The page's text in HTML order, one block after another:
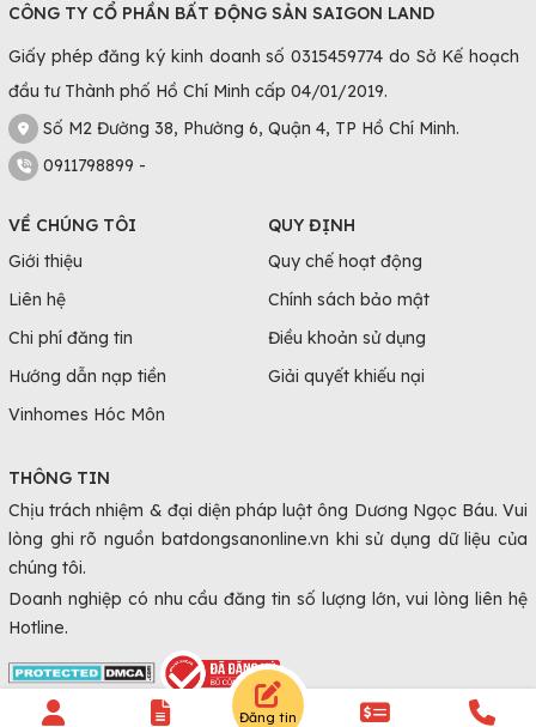
CÔNG TY CỔ PHẦN BẤT ĐỘNG SẢN SAIGON LAND
Giấy phép đăng ký kinh doanh số 0315459774 do Sở Kế hoạch
đầu tư Thành phố Hồ Chí Minh cấp 04/01/2019.
Số M2 Đường 38, Phường 6, Quận 4, TP Hồ Chí Minh.
0911798899 -
VỀ CHÚNG TÔI
Giới thiệu
Liên hệ
Chi phí đăng tin
Hướng dẫn nạp tiền
Vinhomes Hóc Môn
QUY ĐỊNH
Quy chế hoạt động
Chính sách bảo mật
Điều khoản sử dụng
Giải quyết khiếu nại
THÔNG TIN
Chịu trách nhiệm & đại diện pháp luật ông Dương Ngọc Báu. Vui
lòng ghi rõ nguồn batdongsanonline.vn khi sử dụng dữ liệu của
chúng tôi.
Doanh nghiệp có nhu cầu đăng tin số lượng lớn, vui lòng liên hệ
Hotline.
Đăng tin